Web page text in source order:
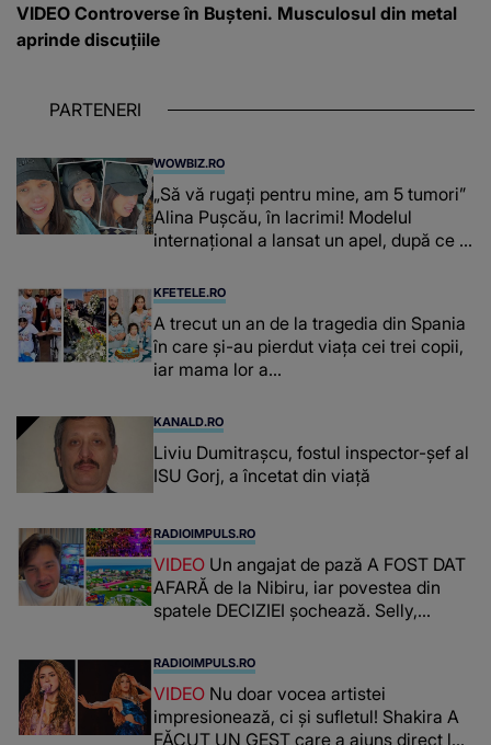
VIDEO Controverse în Bușteni. Musculosul din metal
aprinde discuțiile
PARTENERI
WOWBIZ.RO
„Să vă rugați pentru mine, am 5 tumori”
Alina Pușcău, în lacrimi! Modelul
internațional a lansat un apel, după ce a
KFETELE.RO
A trecut un an de la tragedia din Spania
în care și-au pierdut viața cei trei copii,
iar mama lor a…
KANALD.RO
Liviu Dumitrașcu, fostul inspector-șef al
ISU Gorj, a încetat din viață
RADIOIMPULS.RO
VIDEO Un angajat de pază A FOST DAT
AFARĂ de la Nibiru, iar povestea din
spatele DECIZIEI șochează. Selly,
CREDEA CĂ VA VEDEA AȘA CEVA: "Fix
în fața unui..."
RADIOIMPULS.RO
VIDEO Nu doar vocea artistei
impresionează, ci și sufletul! Shakira A
FĂCUT UN GEST care a ajuns direct la